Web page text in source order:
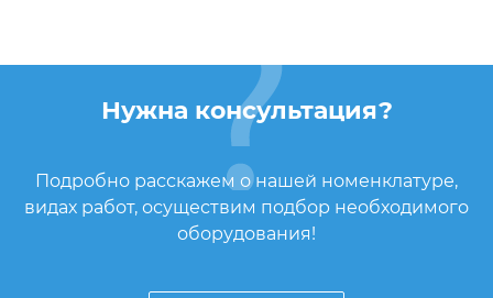
Нужна консультация?
Подробно расскажем о нашей номенклатуре,
видах работ, осуществим подбор необходимого
оборудования!